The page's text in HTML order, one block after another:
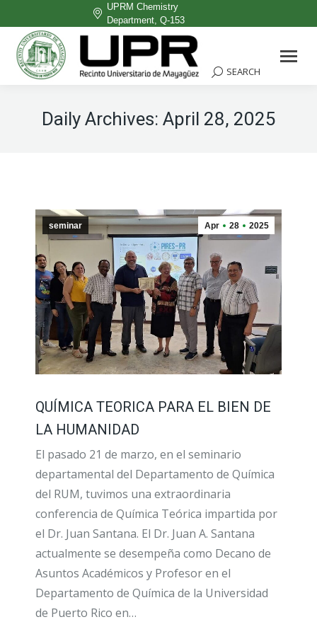
UPRM Chemistry
Department, Q-153
Facebook
page
new
Search:
SEARCH
Daily Archives: April 28, 2025
Apr 28 2025
seminar
QUÍMICA TEORICA PARA EL BIEN DE
LA HUMANIDAD
El pasado 21 de marzo, en el seminario
departamental del Departamento de Química
del RUM, tuvimos una extraordinaria
conferencia de Química Teórica impartida por
el Dr. Juan Santana. El Dr. Juan A. Santana
actualmente se desempeña como Decano de
Asuntos Académicos y Profesor en el
Departamento de Química de la Universidad
de Puerto Rico en…